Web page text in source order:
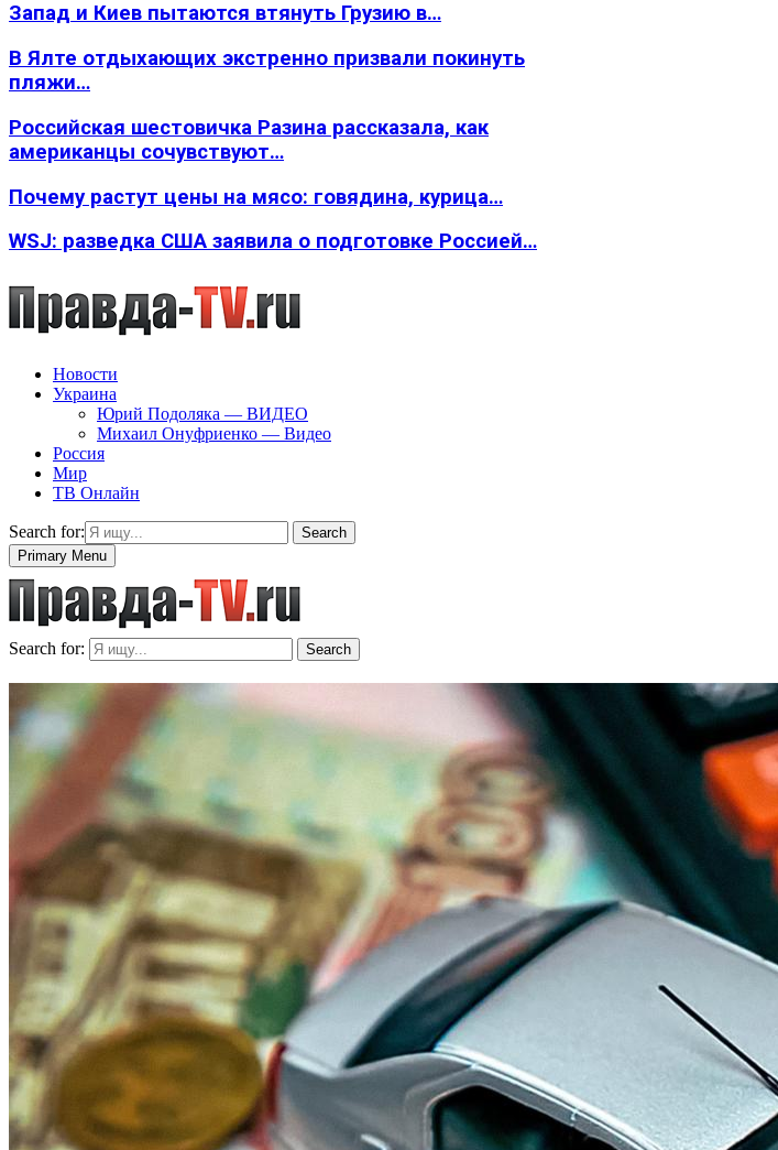
Запад и Киев пытаются втянуть Грузию в…
В Ялте отдыхающих экстренно призвали покинуть
пляжи…
Российская шестовичка Разина рассказала, как
американцы сочувствуют…
Почему растут цены на мясо: говядина, курица…
WSJ: разведка США заявила о подготовке Россией…
Новости
Украина
Юрий Подоляка — ВИДЕО
Михаил Онуфриенко — Видео
Россия
Мир
ТВ Онлайн
Search for:
Search
Primary Menu
Search for: Search